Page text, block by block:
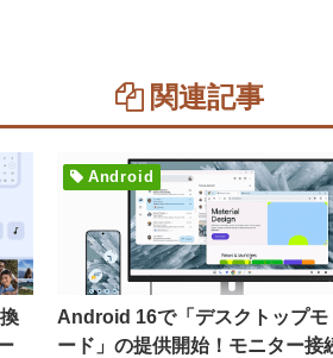
関連記事
Android
Android 16で「デスクトップモ
ード」の提供開始！モニター接